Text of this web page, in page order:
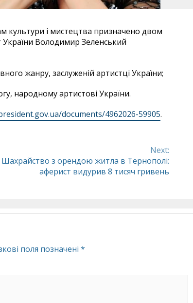
культури і мистецтва призначено двом
Володимир Зеленський
жанру, заслуженій артистці України;
народному артистові України.
documents/4962026-59905.
Next:
Шахрайство з орендою житла в Тернополі:
аферист видурив 8 тисяч гривень
поля позначені *